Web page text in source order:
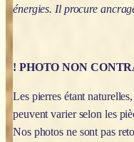
énergies. Il procure
! PHOTO NON
Les pierres étant
peuvent varier selon les
Nos photos ne sont pas